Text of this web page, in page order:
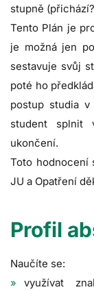
stupně
Tento Plán je
je možná jen
sestavuje svůj
poté ho
postup studia v
student splnit
ukončení.
Toto hodnocení
JU a Opatření
Profil
Naučíte se:
využívat